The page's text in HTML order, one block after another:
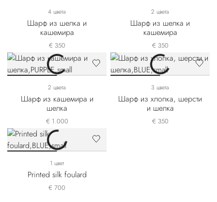
4 цвета
Шарф из шелка и
кашемира
€ 350
2 цвета
Шарф из шелка и
кашемира
€ 350
2 цвета
Шарф из кашемира и
шелка
€ 1.000
3 цвета
Шарф из хлопка, шерсти
и шелка
€ 350
1 цвет
Printed silk foulard
€ 700